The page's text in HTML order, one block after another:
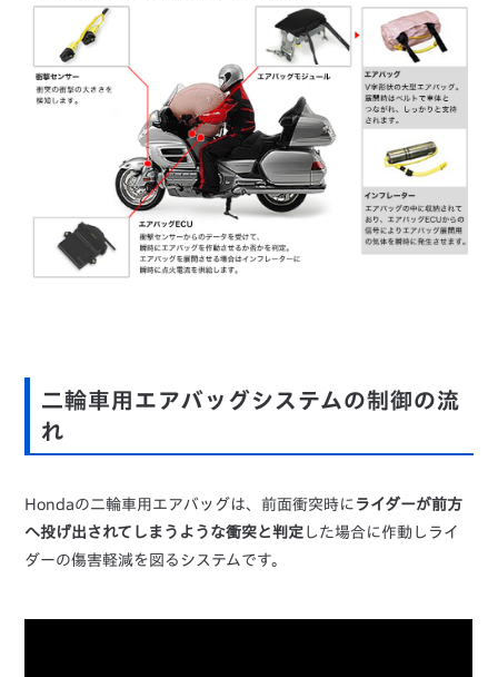
二輪車用エアバッグシステムの制御の流
れ
Hondaの二輪車用エアバッグは、前面衝突時に ライダーが前方
へ投げ出されてしまうような衝突と判定 した場合に作動しライ
ダーの傷害軽減を図るシステムです。